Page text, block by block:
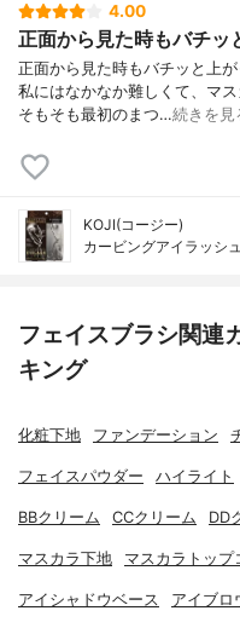
4.00
正面から見た時もバチッ
正面から見た時もバチッと上
私にはなかなか難しくて、マ
そもそも最初のまつ…続きを見
KOJI(コージー)
カービングアイラッシ
フェイスブラシ関連
キング
化粧下地 ファンデーション
フェイスパウダー ハイライト
BBクリーム CCクリーム DD
マスカラ下地 マスカラトップ
アイシャドウベース アイブロ